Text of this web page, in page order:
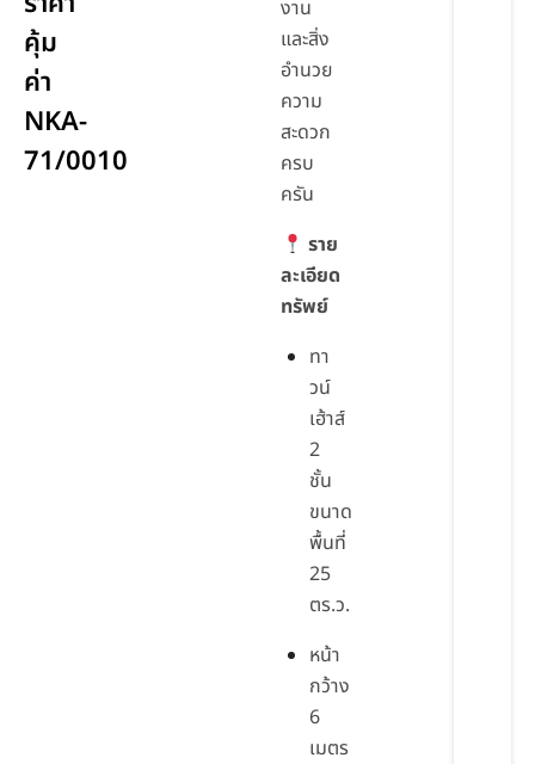
คุ้ม
ค่า
NKA-
71/0010
งาน
และสิ่ง
อำนวย
ความ
สะดวก
ครบ
ครัน
ราย
ละเอียด
ทรัพย์
ทา
วน์
เฮ้าส์
2
ชั้น
ขนาด
พื้นที่
25
ตร.ว.
หน้า
กว้าง
6
เมตร